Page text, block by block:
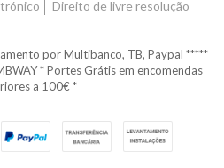
Direito de livre resolução
por Multibanco, TB, Paypal *****
* Portes Grátis em encomendas
a 100€ *